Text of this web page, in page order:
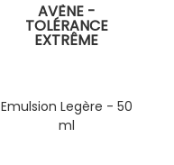
AVÈNE -
TOLÉRANCE
EXTRÊME
Emulsion Legère - 50
ml